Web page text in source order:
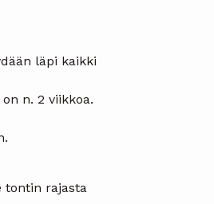
läpi kaikki
n. 2 viikkoa.
tontin rajasta